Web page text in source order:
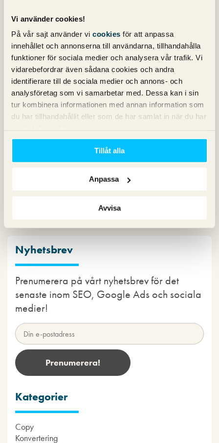
Vi använder cookies!
På vår sajt använder vi cookies för att anpassa
innehållet och annonserna till användarna, tillhandahålla
funktioner för sociala medier och analysera vår trafik. Vi
vidarebefordrar även sådana cookies och andra
identifierare till de sociala medier och annons- och
analysföretag som vi samarbetar med. Dessa kan i sin
tur kombinera informationen med annan information som
du har tillhandahållit eller som de har samlat in när du har
Tillåt alla
Anpassa
Avvisa
Bästa,
Michael Wahlgren skriver:
31 mars 2022 kl. 10:41
Hej Karin,
Nej, det går inte. De kommer vara i konflikt med
varandra. Så du får välja en av dom.
Om du håller på att byta från ena till andra kan du såklart
ha en av dom inaktiverade, problemen uppstår när du har
båda aktiverade.
Kommentarsfältet är stängt.
Nyhetsbrev
Prenumerera på vårt nyhetsbrev för det
senaste inom SEO, Google Ads och sociala
medier!
Kategorier
Copy
Konvertering